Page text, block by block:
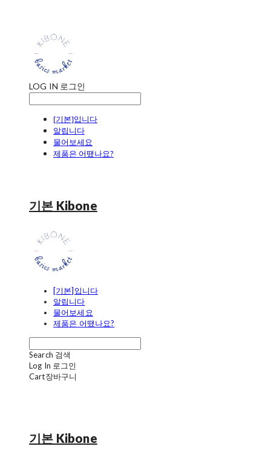
LOG IN 로그인
[기본]입니다
알립니다
물어보세요
제품은 어땠나요?
기본 Kibone
[기본]입니다
알립니다
물어보세요
제품은 어땠나요?
Search 검색
Log In 로그인
Cart장바구니
기본 Kibone